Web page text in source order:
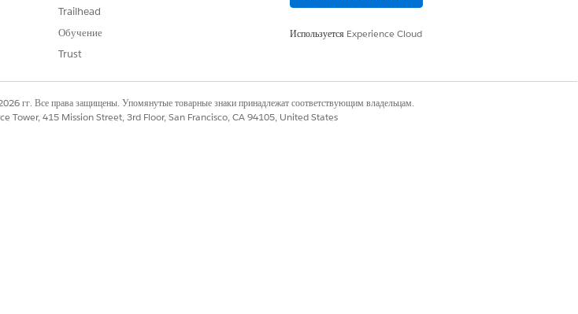
for which you want to switch from the default Data Space.
Trailhead
Обучение
Trust
Используется Experience Cloud
гг. Все права защищены. Упомянутые товарные знаки принадлежат соответствующим владельцам.
Tower, 415 Mission Street, 3rd Floor, San Francisco, CA 94105, United States